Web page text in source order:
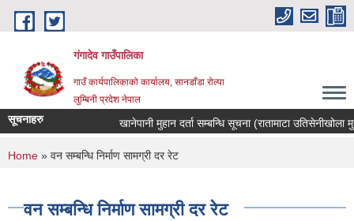
Skip to main content
गंगादेव गाउँपालिका
गाउँ कार्यपालिकाको कार्यालय, सानडाँडा रोल्पा
लुम्बिनी प्रदेश नेपाल
सूचनाहरु खानेपानी मुहान दर्ता सम्बन्धि सूचना (रातामाटा उतिसेनीखोला मुहान)
You are here
Home » वन सम्बन्धि निर्माण सामग्री दर रेट
वन सम्बन्धि निर्माण सामग्री दर रेट